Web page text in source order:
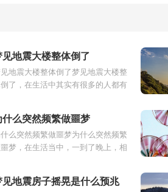
见地震大楼整体倒了
地震大楼整体倒了梦见地震大楼整
了，在生活中其实有很多的人都有
什么突然频繁做噩梦
么突然频繁做噩梦为什么突然频繁
梦，在生活当中，一到了晚上，相
夜有所...
见地震房子摇晃是什么预兆